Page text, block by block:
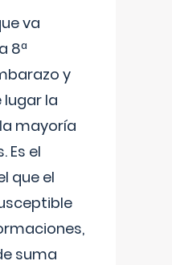
va
8ª
y
lugar la
mayoría
Es el
que el
suma